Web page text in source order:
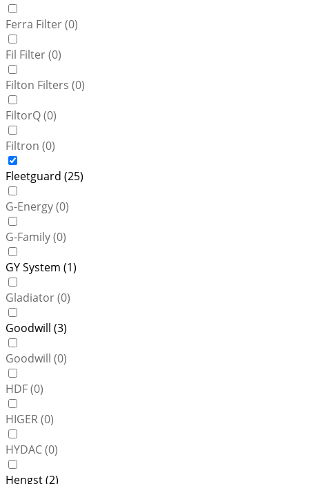
Ferra Filter (0)
Fil Filter (0)
Filton Filters (0)
FiltorQ (0)
Filtron (0)
Fleetguard (25)
G-Energy (0)
G-Family (0)
GY System (1)
Gladiator (0)
Goodwill (3)
Goodwill (0)
HDF (0)
HIGER (0)
HYDAC (0)
Hengst (2)